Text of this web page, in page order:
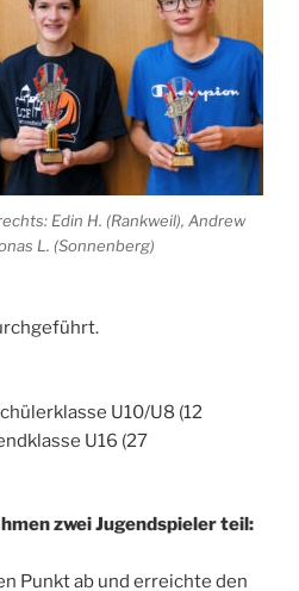
Edin H. (Rankweil), Andrew
L. (Sonnenberg)
U10/U8 (12
U16 (27
zwei Jugendspieler teil:
Punkt ab und erreichte den